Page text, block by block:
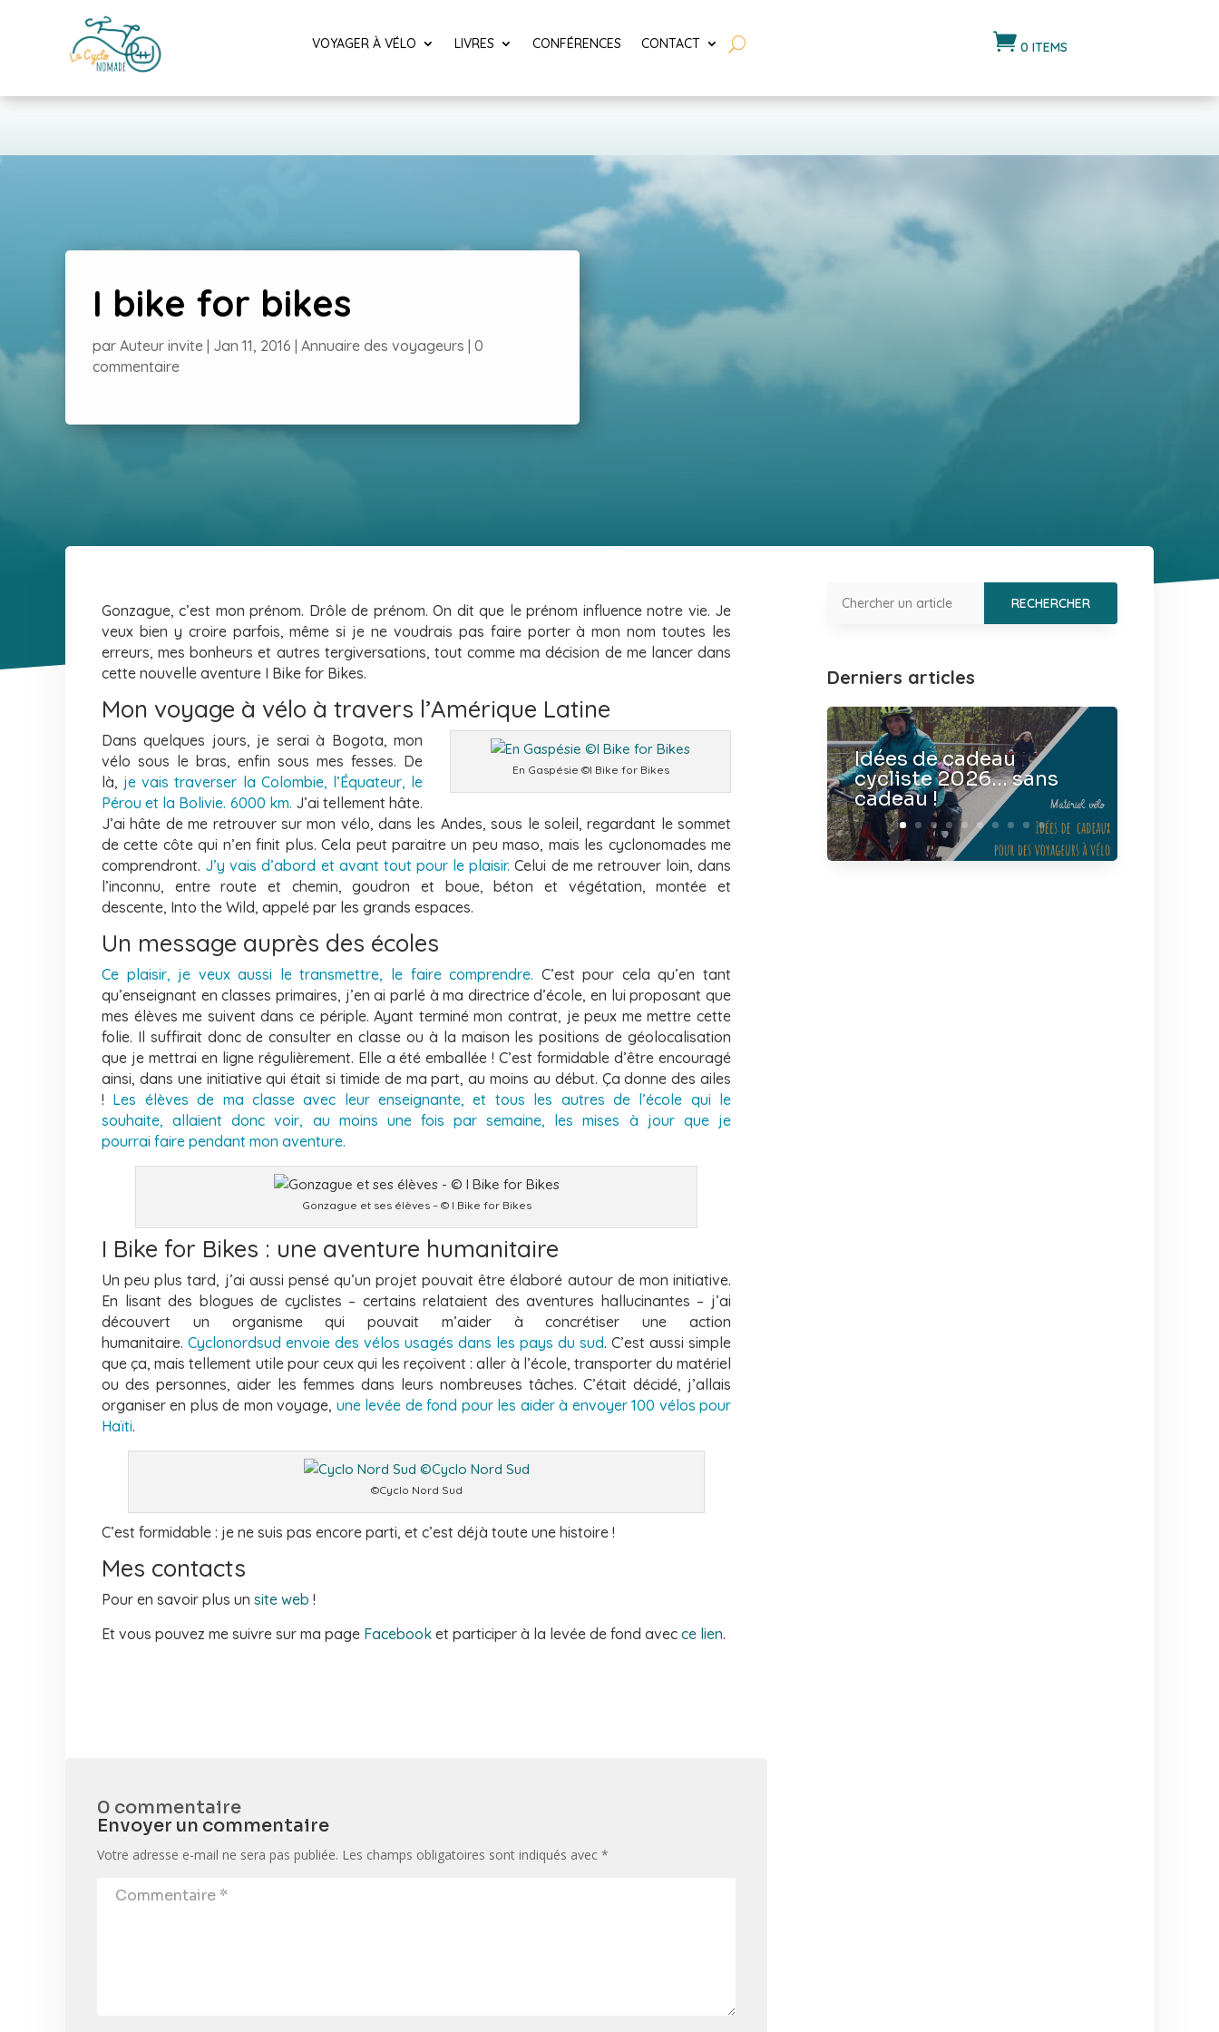
VOYAGER À VÉLO LIVRES CONFÉRENCES CONTACT  0 ITEMS
I bike for bikes
par Auteur invite Jan 11, 2016 Annuaire des voyageurs 0
commentaire
Gonzague, c’est mon prénom. Drôle de prénom. On dit que le prénom influencenotre vie. Je
veux bien y croire parfois, même si je ne voudrais pas faire porter àmon nom toutes les
erreurs, mes bonheurs et autres tergiversations, toutcomme ma décision de me lancer dans
cette nouvelle aventure I Bike for Bikes.
Mon voyage à vélo à travers l’Amérique Latine
En Gaspésie ©I Bike for Bikes
Dans quelques jours, je serai à Bogota, mon
vélo sous le bras, enfin sous mes fesses. De
là, je vais traverser la Colombie, l’Équateur, le
Pérou et la Bolivie. 6000 km. J’ai tellement hâte.
J’ai hâte de me retrouver sur mon vélo, dans les Andes, sous le soleil, regardant le sommet
de cette côte qui n’en finit plus. Cela peut paraitre un peu maso, mais les cyclonomades me
comprendront. J’y vaisd’abord et avant tout pour le plaisir. Celui de me retrouver loin, dans
l’inconnu, entre route et chemin, goudron et boue, béton et végétation, montée et
descente, Into the Wild, appelé par les grands espaces.
Un message auprès des écoles
Ce plaisir, je veux aussi le transmettre, le faire comprendre. C’est pour cela qu’entant
qu’enseignant en classes primaires, j’en ai parlé à ma directrice d’école, en lui proposant que
mes élèves me suivent dans ce périple. Ayant terminé mon contrat, je peux me mettre cette
folie. Il suffirait donc de consulter en classe ou à la maison les positions de géolocalisation
que je mettrai en ligne régulièrement. Elle a été emballée ! C’est formidable d’être encouragé
ainsi, dans une initiativequi était si timide de ma part, au moins au début. Ça donne des ailes
! Les élèvesde ma classe avec leur enseignante, et tous les autres de l’école qui le
souhaite,allaient donc voir, au moins une fois par semaine, les mises à jour que je
pourrai faire pendant mon aventure.
Gonzague et ses élèves – © I Bike for Bikes
I Bike for Bikes : une aventure humanitaire
Un peu plus tard, j’ai aussi pensé qu’un projet pouvait être élaboré autour de mon initiative.
En lisant des blogues de cyclistes – certains relataient desaventures hallucinantes – j’ai
découvert un organisme qui pouvait m’aider àconcrétiser une action
humanitaire. Cyclonordsud envoie des vélos usagés dans les pays du sud. C’est aussi simple
que ça, mais tellement utile pour ceux qui lesreçoivent : aller à l’école, transporter du matériel
ou des personnes, aider les femmes dans leurs nombreuses tâches. C’était décidé, j’allais
organiser en plusde mon voyage, une levée de fond pour les aider à envoyer 100 vélos pour
Haïti.
©Cyclo Nord Sud
C’est formidable : je ne suis pas encore parti, et c’est déjà toute une histoire !
Mes contacts
Pour en savoir plus un site web !
Et vous pouvez me suivre sur ma page Facebook et participer à la levée de fond avec ce lien.
0 commentaire
Envoyer un commentaire
Votre adresse e-mail ne sera pas publiée. Les champs obligatoires sont indiqués avec *
Derniers articles
Idées de cadeau
cycliste 2026… sans
cadeau !